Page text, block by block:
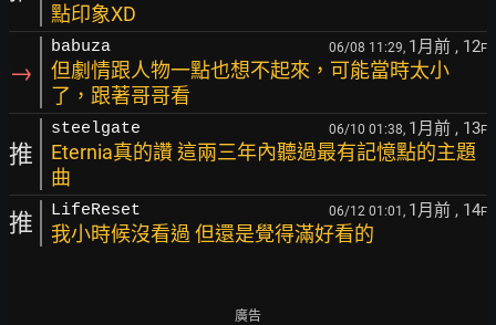
點印象XD
→
babuza 06/08 11:29, 1月前 , 12F
但劇情跟人物一點也想不起來，可能當時太小
了，跟著哥哥看
推
steelgate 06/10 01:38, 1月前 , 13F
Eternia真的讚 這兩三年內聽過最有記憶點的主題
曲
推 LifeReset 06/12 01:01, 1月前 , 14F
我小時候沒看過 但還是覺得滿好看的
廣告